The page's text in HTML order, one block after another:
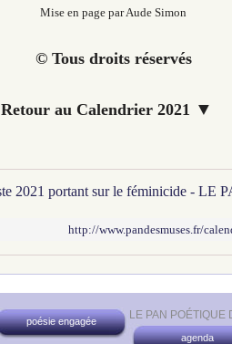
Mise en page par Aude Simon
© Tous droits réservés
Retour au Calendrier 2021 ▼
http://www.pandesmuses.fr/
LE PAN
poésie engagée
agenda